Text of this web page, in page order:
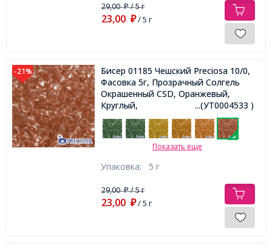
29,00₽/ 5 г
23,00 ₽/ 5 г
-21%
Бисер 01185 Чешский Preciosa 10/0,
Фасовка 5г, Прозрачный Солгель
Окрашенный CSD, Оранжевый,
Круглый,
...(УТ0004533 )
Показать еще
Упаковка: 5 г
29,00₽/ 5 г
23,00 ₽/ 5 г